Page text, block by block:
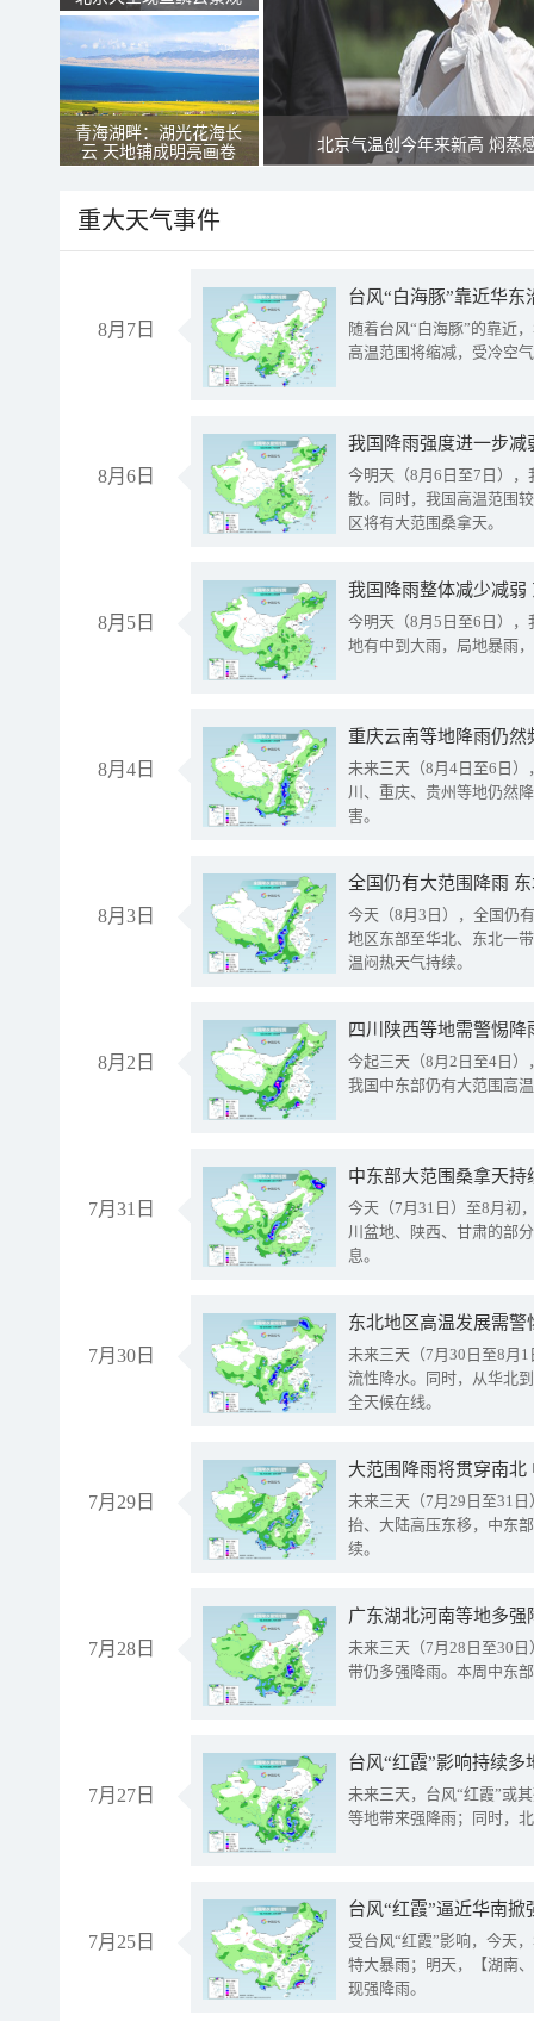
青海湖畔：湖光花海长
云 天地铺成明亮画卷
北京气温创今年来新高 焖蒸
重大天气事件
8月7日
台风“白海豚”靠近华
随着台风“白海豚”的靠近
高温范围将缩减，受冷空
8月6日
今明天（8月6日至7日）
散。同时，我国高温范围
区将有大范围桑拿天。
8月5日
我国降雨整体减少减弱
今明天（8月5日至6日）
地有中到大雨，局地暴雨
8月4日
重庆云南等地降雨仍然
未来三天（8月4日至6日
川、重庆、贵州等地仍然
害。
8月3日
全国仍有大范围降雨
今天（8月3日），全国仍
地区东部至华北、东北一
温闷热天气持续。
8月2日
今起三天（8月2日至4日
我国中东部仍有大范围高
7月31日
中东部大范围桑拿天
今天（7月31日）至8月初
川盆地、陕西、甘肃的部
息。
7月30日
东北地区高温发展需
未来三天（7月30日至8月
流性降水。同时，从华北
全天候在线。
7月29日
大范围降雨将贯穿南
未来三天（7月29日至31
抬、大陆高压东移，中东
续。
7月28日
广东湖北河南等地多
未来三天（7月28日至30
带仍多强降雨。本周中东
7月27日
台风“红霞”影响持续
未来三天，台风“红霞”或
等地带来强降雨；同时，
7月25日
台风“红霞”逼近华南
受台风“红霞”影响，今天
特大暴雨；明天，【湖南
现强降雨。